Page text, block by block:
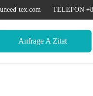
tex.com TELEFON
Anfrage A Zitat